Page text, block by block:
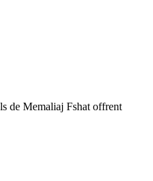
de Memaliaj Fshat offrent